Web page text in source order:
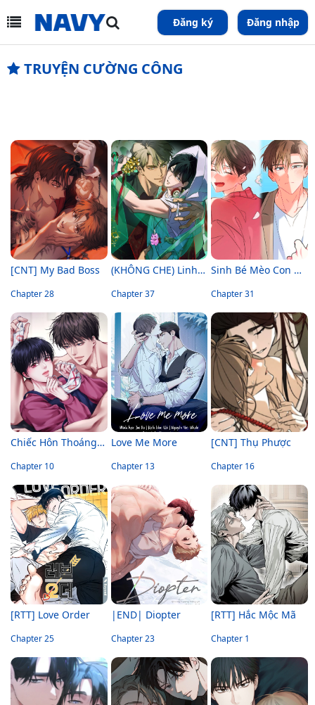
Đăng ký Đăng nhập
TRUYỆN CƯỜNG CÔNG
[CNT] My Bad Boss
Chapter 28
(KHÔNG CHE) Linh Thiêng
Chapter 37
Sinh Bé Mèo Con Cho Tôi Nhanh!
Chapter 31
Chiếc Hôn Thoáng Qua
Chapter 10
Love Me More
Chapter 13
[CNT] Thụ Phược
Chapter 16
[RTT] Love Order
Chapter 25
|END| Diopter
Chapter 23
[RTT] Hắc Mộc Mã
Chapter 1